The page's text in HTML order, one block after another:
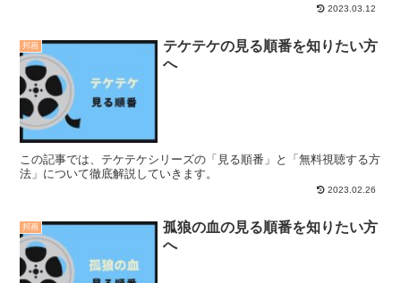
2023.03.12
邦画
テケテケの見る順番を知りたい方
へ
この記事では、テケテケシリーズの「見る順番」と「無料視聴する方
法」について徹底解説していきます。
2023.02.26
邦画
孤狼の血の見る順番を知りたい方
へ